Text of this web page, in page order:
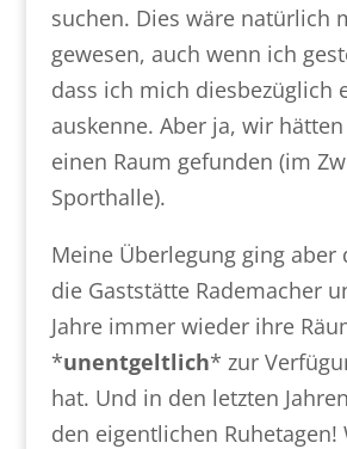
suchen. Dies wäre natürlich
gewesen, auch wenn ich
dass ich mich diesbezüglich
auskenne. Aber ja, wir
einen Raum gefunden (im
Sporthalle).
Meine Überlegung ging aber
die Gaststätte Rademacher
Jahre immer wieder ihre
*unentgeltlich* zur
hat. Und in den letzten
den eigentlichen Ruhetagen!